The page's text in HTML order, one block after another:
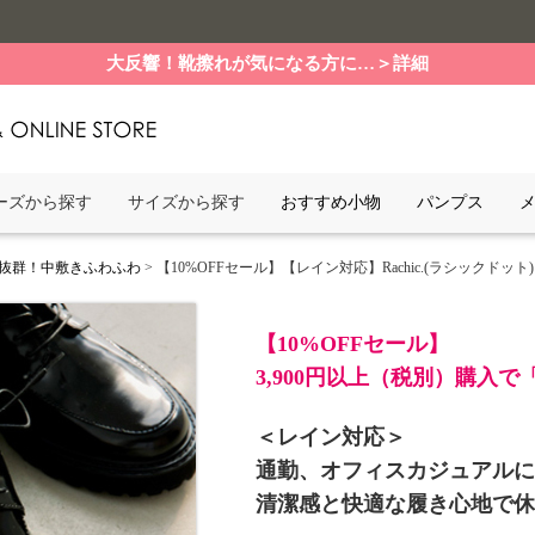
大反響！靴擦れが気になる方に…＞詳細
ズから探す サイズから探す おすすめ小物 パンプス
群！中敷きふわふわ > 【10%OFFセール】【レイン対応】Rachic.(ラシックドッ
【10%OFFセール】
3,900円以上（税別）購入で
＜レイン対応＞
通勤、オフィスカジュアル
清潔感と快適な履き心地で